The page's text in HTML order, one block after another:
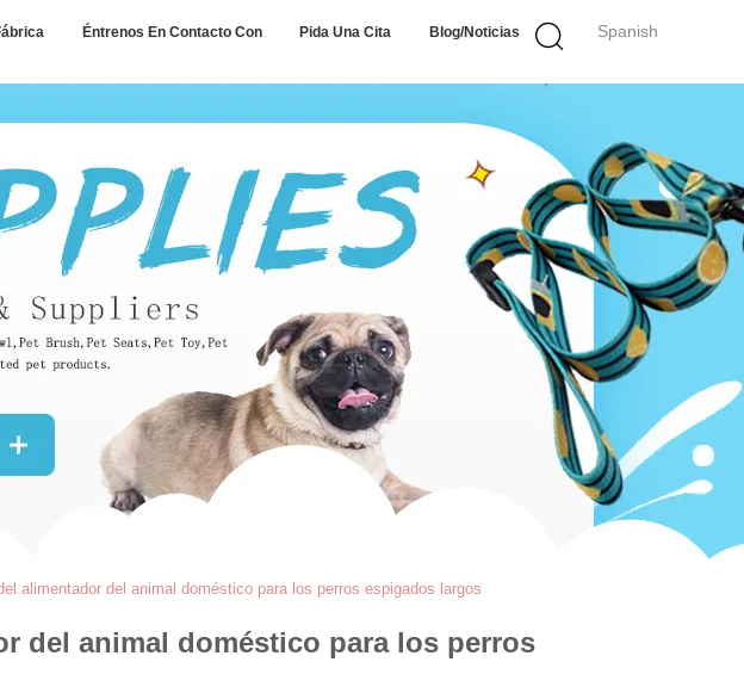
Spanish
Éntrenos En Contacto Con Pida Una Cita Blog/noticias
alimentador del animal doméstico para los perros espigados largos
del animal doméstico para los perros